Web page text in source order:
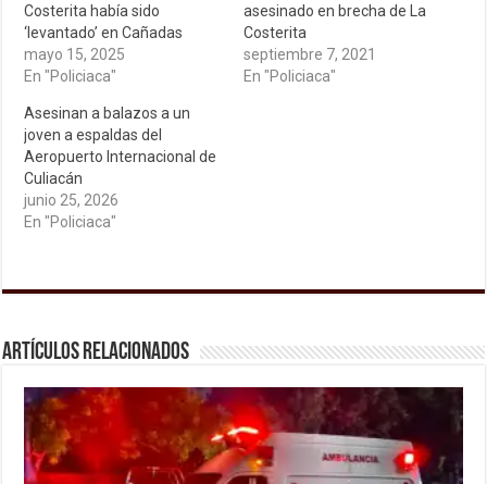
Costerita había sido
‘levantado’ en Cañadas
mayo 15, 2025
En "Policiaca"
asesinado en brecha de La
Costerita
septiembre 7, 2021
En "Policiaca"
Asesinan a balazos a un
joven a espaldas del
Aeropuerto Internacional de
Culiacán
junio 25, 2026
En "Policiaca"
Artículos relacionados